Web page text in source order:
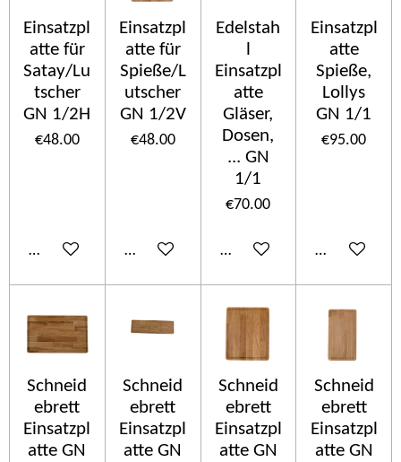
Einsatzpl
atte für
Satay/Lu
tscher
GN 1/2H
€48.00
Add to cart
Einsatzpl
atte für
Spieße/L
utscher
GN 1/2V
€48.00
Add to cart
Edelstah
Einsatzpl
atte
Gläser,
Dosen,
... GN
1/1
€70.00
Add to cart
Einsatzpl
atte
Spieße,
Lollys
GN 1/1
€95.00
Add to cart
Schneid
ebrett
Einsatzpl
atte GN
Schneid
ebrett
Einsatzpl
atte GN
Schneid
ebrett
Einsatzpl
atte GN
Schneid
ebrett
Einsatzpl
atte GN